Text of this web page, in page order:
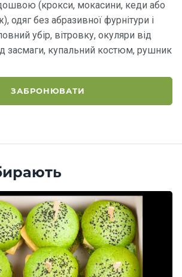
(крокси, мокасини, кеди або
одяг без абразивної фурнітури і
убір, вітровку, окуляри від
засмаги, купальний костюм, рушник
ЗАБРОНЮВАТИ